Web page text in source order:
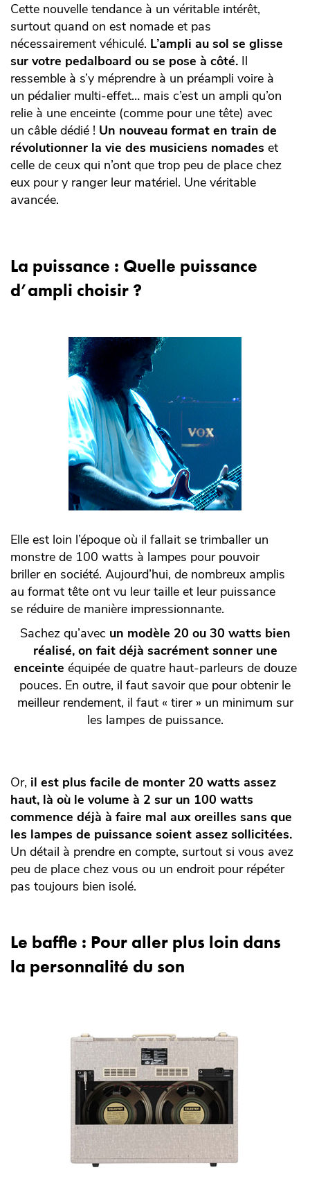
Cette nouvelle tendance à un véritable intérêt,
surtout quand on est nomade et pas
nécessairement véhiculé. L’ampli au sol se glisse
sur votre pedalboard ou se pose à côté. Il
ressemble à s’y méprendre à un préampli voire à
un pédalier multi-effet… mais c’est un ampli qu’on
relie à une enceinte (comme pour une tête) avec
un câble dédié ! Un nouveau format en train de
révolutionner la vie des musiciens nomades et
celle de ceux qui n’ont que trop peu de place chez
eux pour y ranger leur matériel. Une véritable
avancée.
La puissance : Quelle puissance
d’ampli choisir ?
Elle est loin l’époque où il fallait se trimballer un
monstre de 100 watts à lampes pour pouvoir
briller en société. Aujourd’hui, de nombreux amplis
au format tête ont vu leur taille et leur puissance
se réduire de manière impressionnante.
Sachez qu’avec un modèle 20 ou 30 watts bien
réalisé, on fait déjà sacrément sonner une
enceinte équipée de quatre haut-parleurs de douze
pouces. En outre, il faut savoir que pour obtenir le
meilleur rendement, il faut « tirer » un minimum sur
les lampes de puissance.
Or, il est plus facile de monter 20 watts assez
haut, là où le volume à 2 sur un 100 watts
commence déjà à faire mal aux oreilles sans que
les lampes de puissance soient assez sollicitées.
Un détail à prendre en compte, surtout si vous avez
peu de place chez vous ou un endroit pour répéter
pas toujours bien isolé.
Le baffle : Pour aller plus loin dans
la personnalité du son